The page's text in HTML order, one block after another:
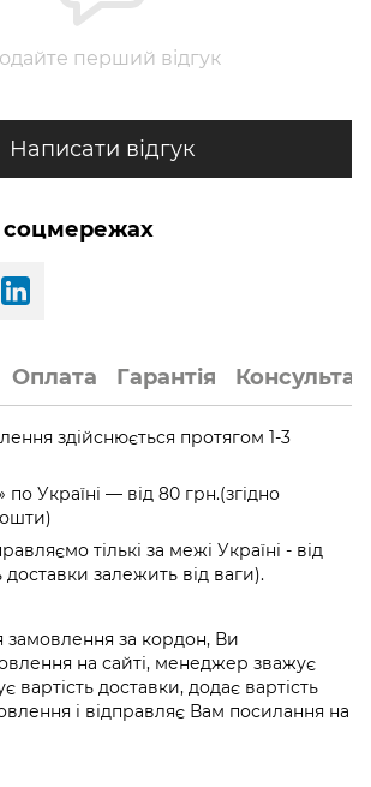
перший відгук
Написати відгук
Оплата Гарантія
здійснюється протягом 1-3
Україні — від 80 грн.(згідно
тількі за межі Україні - від
доставки залежить від ваги).
за кордон, Ви
на сайті, менеджер зважує
вартість доставки, додає вартість
і відправляє Вам посилання на